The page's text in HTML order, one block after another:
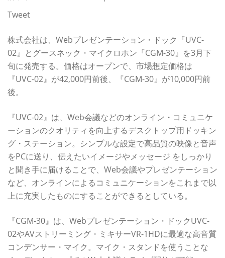
Tweet
株式会社は、Webプレゼンテーション・ドック『UVC-
02』とグースネック・マイクロホン『CGM-30』を3月下
旬に発売する。価格はオープンで、市場想定価格は
『UVC-02』が42,000円前後、『CGM-30』が10,000円前
後。
『UVC-02』は、Web会議などのオンライン・コミュニケ
ーションのクオリティを向上するデスクトップ用ドッキン
グ・ステーション。シンプルな設定で高品質の映像と音声
をPCに送り、伝えたいイメージやメッセージ をしっかり
と聞き手に届けることで、Web会議やプレゼンテーション
など、オンラインによるコミュニケーションをこれまで以
上に充実したものにすることができるとしている。
『CGM-30』は、Webプレゼンテーション・ドックUVC-
02やAVストリーミング・ミキサーVR-1HDに最適な高音質
コンデンサー・マイク。マイク・スタンドを使うことな